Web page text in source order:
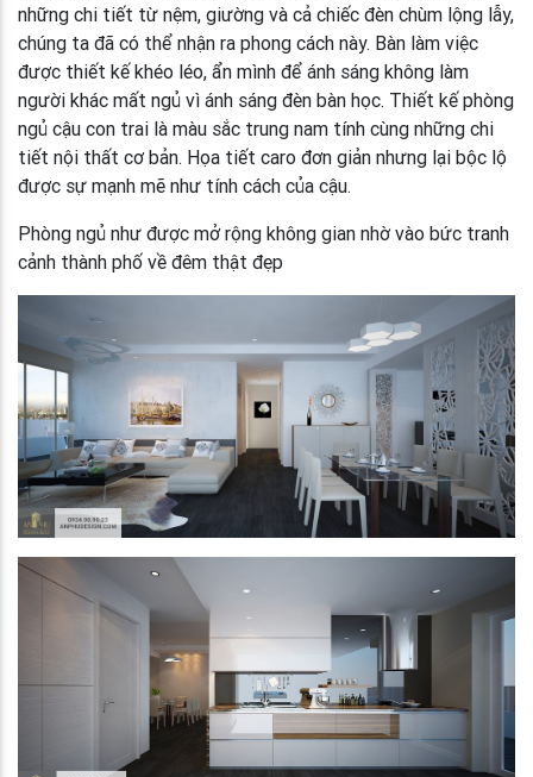
những chi tiết từ nệm, giường và cả chiếc đèn chùm lộng lẫy,
chúng ta đã có thể nhận ra phong cách này. Bàn làm việc
được thiết kế khéo léo, ẩn mình để ánh sáng không làm
người khác mất ngủ vì ánh sáng đèn bàn học. Thiết kế phòng
ngủ cậu con trai là màu sắc trung nam tính cùng những chi
tiết nội thất cơ bản. Họa tiết caro đơn giản nhưng lại bộc lộ
được sự mạnh mẽ như tính cách của cậu.
Phòng ngủ như được mở rộng không gian nhờ vào bức tranh
cảnh thành phố về đêm thật đẹp